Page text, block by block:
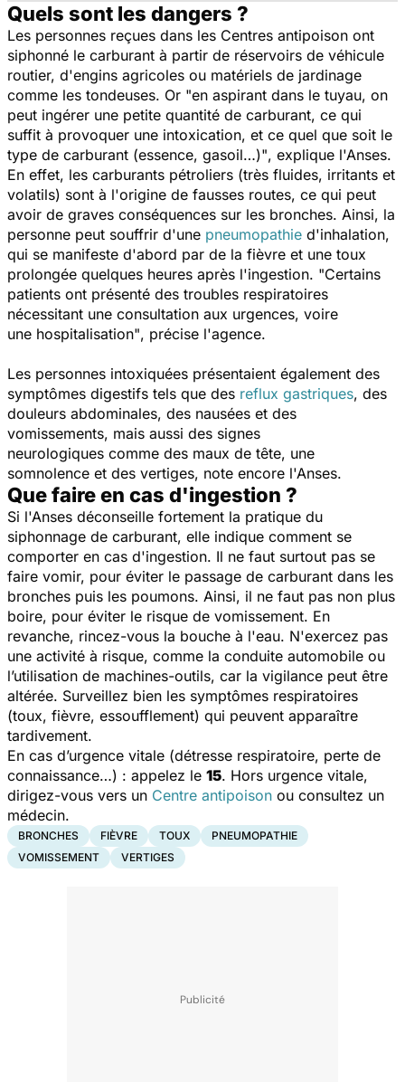
Quels sont les dangers ?
Les personnes reçues dans les Centres antipoison ont
siphonné le carburant à partir de réservoirs de véhicule
routier, d'engins agricoles ou matériels de jardinage
comme les tondeuses. Or "en aspirant dans le tuyau, on
peut ingérer une petite quantité de carburant, ce qui
suffit à provoquer une intoxication, et ce quel que soit le
type de carburant (essence, gasoil…)", explique l'Anses.
En effet, les carburants pétroliers (très fluides, irritants et
volatils) sont à l'origine de fausses routes, ce qui peut
avoir de graves conséquences sur les bronches. Ainsi, la
personne peut souffrir d'une pneumopathie d'inhalation,
qui se manifeste d'abord par de la fièvre et une toux
prolongée quelques heures après l'ingestion. "Certains
patients ont présenté des troubles respiratoires
nécessitant une consultation aux urgences, voire
une hospitalisation", précise l'agence.
Les personnes intoxiquées présentaient également des
symptômes digestifs tels que des reflux gastriques, des
douleurs abdominales, des nausées et des
vomissements, mais aussi des signes
neurologiques comme des maux de tête, une
somnolence et des vertiges, note encore l'Anses.
Que faire en cas d'ingestion ?
Si l'Anses déconseille fortement la pratique du
siphonnage de carburant, elle indique comment se
comporter en cas d'ingestion. Il ne faut surtout pas se
faire vomir, pour éviter le passage de carburant dans les
bronches puis les poumons. Ainsi, il ne faut pas non plus
boire, pour éviter le risque de vomissement. En
revanche, rincez-vous la bouche à l'eau. N'exercez pas
une activité à risque, comme la conduite automobile ou
l’utilisation de machines-outils, car la vigilance peut être
altérée. Surveillez bien les symptômes respiratoires
(toux, fièvre, essoufflement) qui peuvent apparaître
tardivement.
En cas d’urgence vitale (détresse respiratoire, perte de
connaissance…) : appelez le 15. Hors urgence vitale,
dirigez-vous vers un Centre antipoison ou consultez un
médecin.
BRONCHES FIÈVRE TOUX
PNEUMOPATHIE
VOMISSEMENT
VERTIGES